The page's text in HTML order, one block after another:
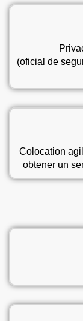
(oficial de
Colocation
obtener un